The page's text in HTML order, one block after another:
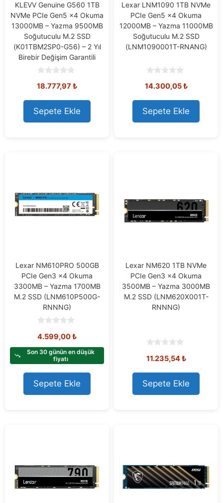
KLEVV Genuine G560 1TB
NVMe PCIe Gen5 x4 Okuma
13000MB – Yazma 9500MB
Soğutuculu M.2 SSD
(K01TBM2SP0-G56) – 2 Yıl
Birebir Değişim Garantili
o
t
o
f
5
18.777,97 ₺
Sepete Ekle
Lexar LNM1090 1TB NVMe
PCIe Gen5 x4 Okuma
12000MB – Yazma 11000MB
Soğutuculu M.2 SSD
(LNM1090001T-RNANG)
o
t
o
f
5
14.300,05₺
Sepete Ekle
Lexar NM610PRO 500GB
PCIe Gen3 x4 Okuma
3300MB – Yazma 1700MB
M.2 SSD (LNM610P500G-
RNNNG)
o
t
f
5
4.599,00₺
Son 30 günün en düşük
fiyatı
Sepete Ekle
Lexar NM620 1TB NVMe
PCIe Gen3 x4 Okuma
3500MB – Yazma 3000MB
M.2 SSD (LNM620X001T-
RNNNG)
o
t
o
f
5
11.235,54₺
Sepete Ekle